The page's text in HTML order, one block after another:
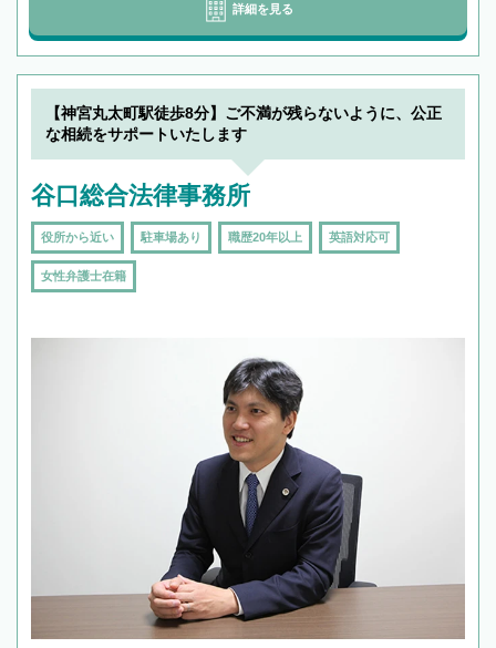
詳細を見る
【神宮丸太町駅徒歩8分】ご不満が残らないように、公正
な相続をサポートいたします
谷口総合法律事務所
役所から近い 駐車場あり 職歴20年以上 英語対応可
女性弁護士在籍